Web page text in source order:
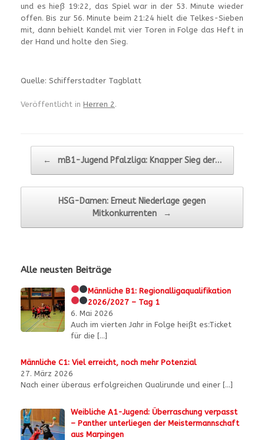
und es hieß 19:22, das Spiel war in der 53. Minute wieder
offen. Bis zur 56. Minute beim 21:24 hielt die Telkes-Sieben
mit, dann behielt Kandel mit vier Toren in Folge das Heft in
der Hand und holte den Sieg.
Quelle: Schifferstadter Tagblatt
Veröffentlicht in Herren 2 .
← mB1-Jugend Pfalzliga: Knapper Sieg der…
HSG-Damen: Erneut Niederlage gegen
Mitkonkurrenten
→
Alle neusten Beiträge
Männliche B1:Regionalligaqualifikation
2026/2027 – Tag 1
6. Mai 2026
Auch im vierten Jahr in Folge heißt es:Ticket
für die […]
Männliche C1: Viel erreicht, noch mehr Potenzial
27. März 2026
Nach einer überaus erfolgreichen Qualirunde und einer […]
Weibliche A1-Jugend: Überraschung verpasst
– Panther unterliegen der Meistermannschaft
aus Marpingen